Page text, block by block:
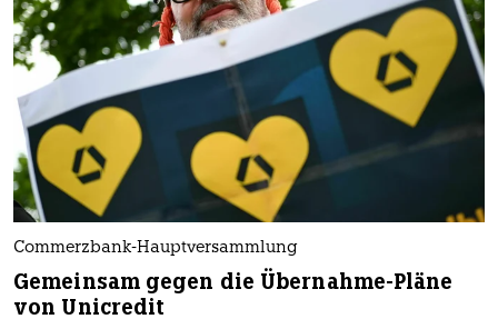
Commerzbank-Hauptversammlung
Gemeinsam gegen die Übernahme-Pläne
von Unicredit